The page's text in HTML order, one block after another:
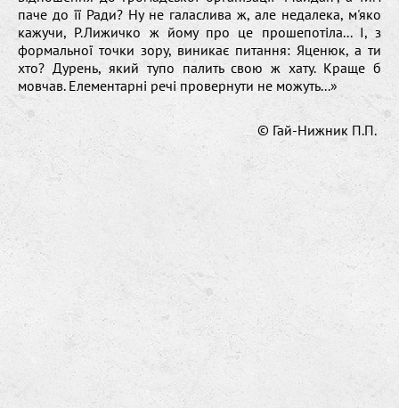
паче до її Ради? Ну не галаслива ж, але недалека, м'яко
кажучи, Р.Лижичко ж йому про це прошепотіла... І, з
формальної точки зору, виникає питання: Яценюк, а ти
хто? Дурень, який тупо палить свою ж хату. Краще б
мовчав. Елементарні речі провернути не можуть...»
© Гай-Нижник П.П.